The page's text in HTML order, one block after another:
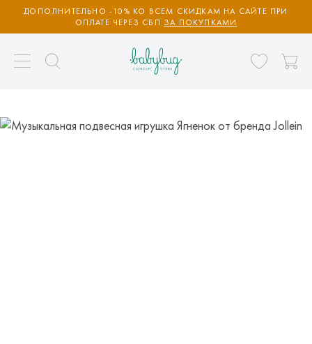
ДОПОЛНИТЕЛЬНО -10% КО ВСЕМ СКИДКАМ НА САЙТЕ ПРИ
ОПЛАТЕ ЧЕРЕЗ СБП ЗА ПОКУПКАМИ